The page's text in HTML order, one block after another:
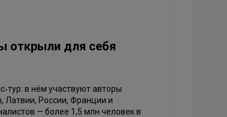
открыли для себя
в нём участвуют авторы
Латвии, России, Франции и
— более 1,5 млн человек в